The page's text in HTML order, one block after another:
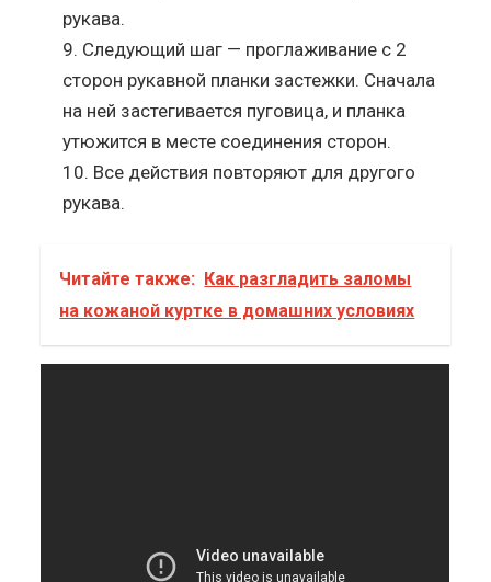
рукава.
Следующий шаг — проглаживание с 2
сторон рукавной планки застежки. Сначала
на ней застегивается пуговица, и планка
утюжится в месте соединения сторон.
Все действия повторяют для другого
рукава.
Читайте также: Как разгладить заломы
на кожаной куртке в домашних условиях